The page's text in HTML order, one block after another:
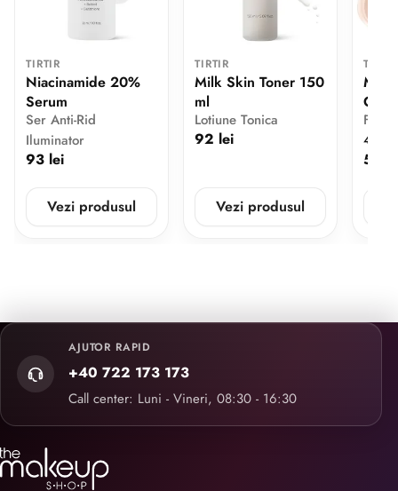
TIRTIR
Niacinamide 20%
Serum
Ser Anti-Rid
Iluminator
93 lei
Vezi produsul
TIRTIR
Milk Skin Toner 150
ml
Lotiune Tonica
92 lei
Vezi produsul
TIRTIR
Fond
4.6
56
AJUTOR RAPID
+40 722 173 173
Call center: Luni - Vineri, 08:30 - 16:30